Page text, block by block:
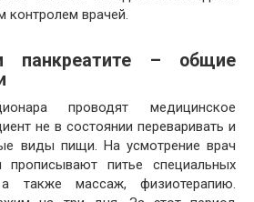
контролем врачей.
панкреатите – общие
проводят медицинское
не в состоянии переваривать и
виды пищи. На усмотрение врач
прописывают питье специальных
также массаж, физиотерапию.